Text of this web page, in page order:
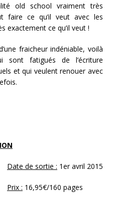
old school vraiment très
faire ce qu’il veut avec les
exactement ce qu’il veut !
fraicheur indéniable, voilà
fatigués de l’écriture
et qui veulent renouer avec
Date de sortie : 1er avril 2015
Prix : 16,95€/160 pages